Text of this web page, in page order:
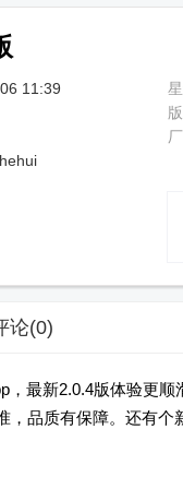
11:39
论(0)
最新2.0.4版体验更顺
品质有保障。还有个